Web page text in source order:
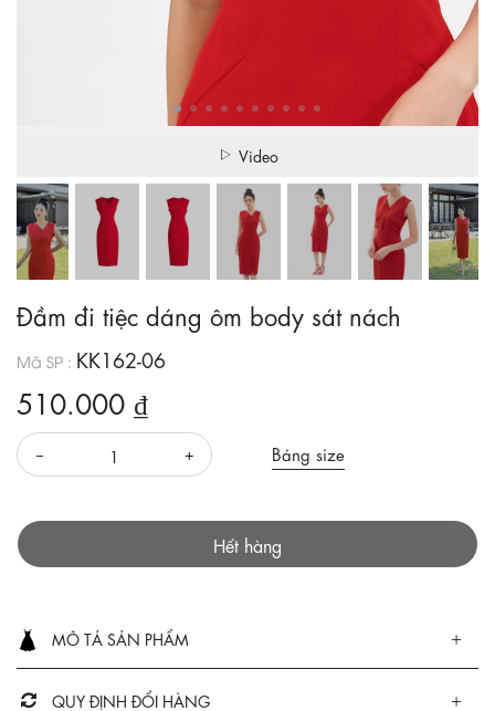
Video
Đầm đi tiệc dáng ôm body sát nách
Mã SP : KK162-06
510.000 ₫
Bảng size
Hết hàng
MÔ TẢ SẢN PHẨM
QUY ĐỊNH ĐỔI HÀNG